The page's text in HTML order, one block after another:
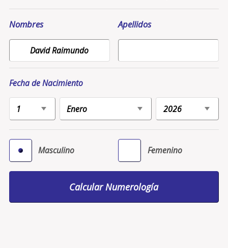
Nombres Apellidos
Fecha de Nacimiento
Masculino Femenino